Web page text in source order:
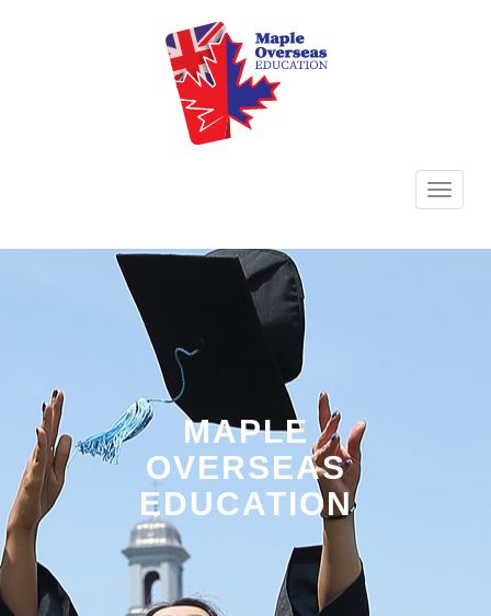
MAPLE
OVERSEAS
EDUCATION